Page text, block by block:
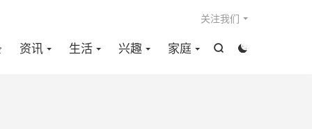


资讯 生活 兴趣 家庭
关注我们